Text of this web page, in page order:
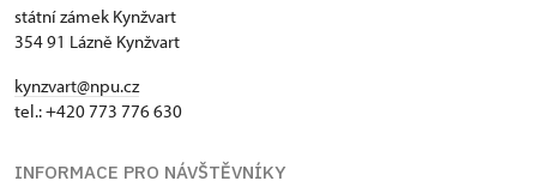
státní zámek Kynžvart
354 91 Lázně Kynžvart
kynzvart@npu.cz
tel.: +420 773 776 630
INFORMACE PRO NÁVŠTĚVNÍKY